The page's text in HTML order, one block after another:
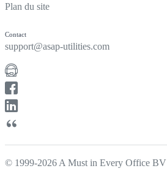
Plan du site
Contact
support@asap-utilities.com
© 1999-2026 A Must in Every Office BV